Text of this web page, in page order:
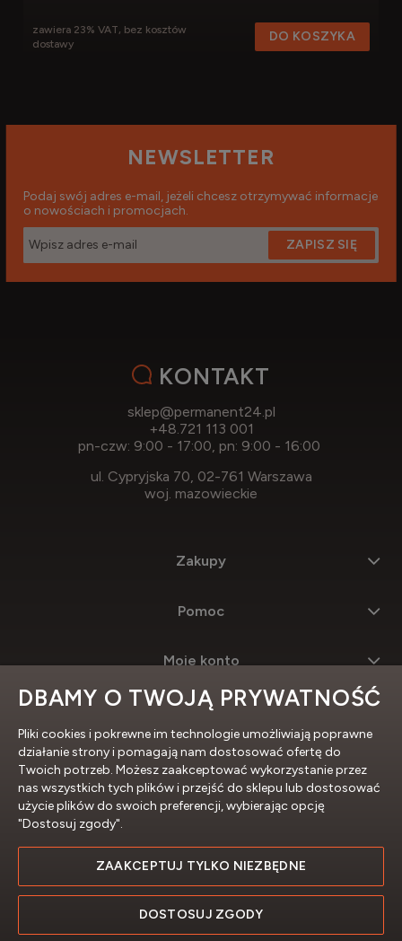
zawiera 23% VAT, bez kosztów
dostawy
DO KOSZYKA
NEWSLETTER
Podaj swój adres e-mail, jeżeli chcesz otrzymywać informacje
o nowościach i promocjach.
ZAPISZ SIĘ
KONTAKT
sklep@permanent24.pl
+48.721 113 001
pn-czw: 9:00 - 17:00, pn: 9:00 - 16:00
ul. Cypryjska 70, 02-761 Warszawa
woj. mazowieckie
Zakupy
Pomoc
Moje konto
Informacje
Profesjonalne sklepy internetowe
DBAMY O TWOJĄ PRYWATNOŚĆ
Pliki cookies i pokrewne im technologie umożliwiają poprawne
działanie strony i pomagają nam dostosować ofertę do
Twoich potrzeb. Możesz zaakceptować wykorzystanie przez
nas wszystkich tych plików i przejść do sklepu lub dostosować
użycie plików do swoich preferencji, wybierając opcję
"Dostosuj zgody".
ZAAKCEPTUJ TYLKO NIEZBĘDNE
DOSTOSUJ ZGODY